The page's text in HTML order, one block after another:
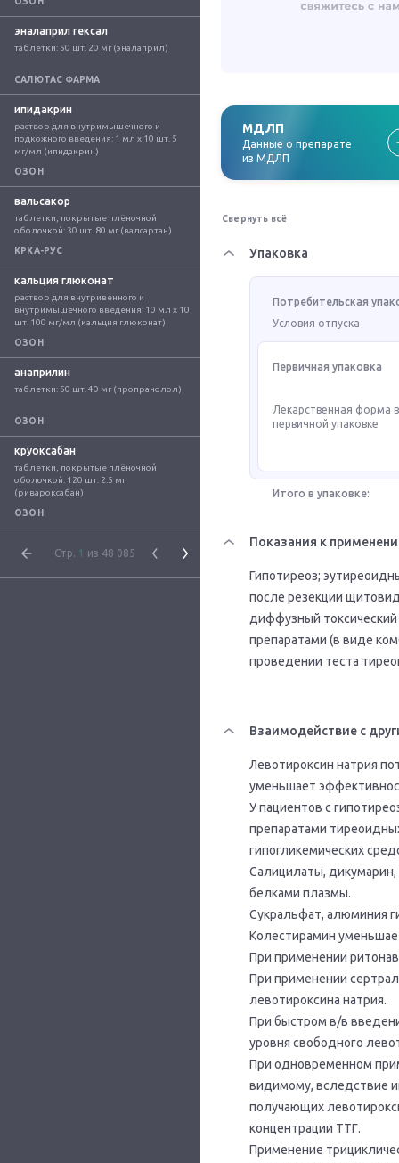
эналаприл гексал
таблетки: 50 шт. 20 мг (эналаприл)
САЛЮТАС ФАРМА
ипидакрин
раствор для внутримышечного и
подкожного введения: 1 мл x 10 шт. 5
мг/мл (ипидакрин)
ОЗОН
вальсакор
таблетки, покрытые плёночной
оболочкой: 30 шт. 80 мг (валсартан)
КРКА-РУС
кальция глюконат
раствор для внутривенного и
внутримышечного введения: 10 мл x 10
шт. 100 мг/мл (кальция глюконат)
ОЗОН
анаприлин
таблетки: 50 шт. 40 мг (пропранолол)
ОЗОН
круоксабан
таблетки, покрытые плёночной
оболочкой: 120 шт. 2.5 мг
(ривароксабан)
ОЗОН
Стр. 1 из 48 085
МДЛП
Данные о препарате
из МДЛП
Свернуть всё
Упаковка
Потребительская
Условия отпуска
Первичная упаковка
Лекарственная форма
первичной упаковке
Итого в упаковке:
Показания к
Гипотиреоз;
после резекции
диффузный
препаратами (в виде
проведении теста
Взаимодействие с
Левотироксин натрия
уменьшает
У пациентов с
препаратами
гипогликемических
Салицилаты, дикумарин,
белками плазмы.
Сукральфат, алюминия
Колестирамин
При применении
При применении
левотироксина натрия.
При быстром в/в
уровня свободного
При одновременном
видимому, вследствие
получающих
концентрации ТТГ.
Применение